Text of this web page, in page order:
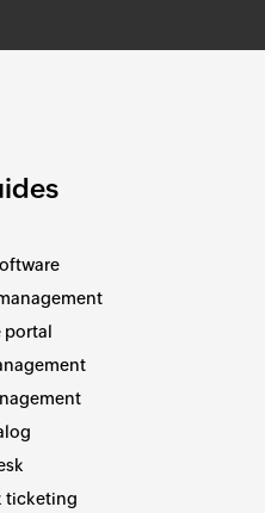
portal
ticketing